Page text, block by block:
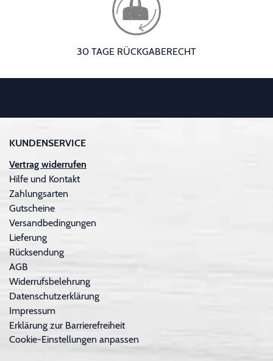
30 TAGE RÜCKGABERECHT
KUNDENSERVICE
Vertrag widerrufen
Hilfe und Kontakt
Zahlungsarten
Gutscheine
Versandbedingungen
Lieferung
Rücksendung
AGB
Widerrufsbelehrung
Datenschutzerklärung
Impressum
Erklärung zur Barrierefreiheit
Cookie-Einstellungen anpassen